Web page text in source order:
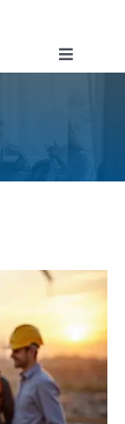
Toggle